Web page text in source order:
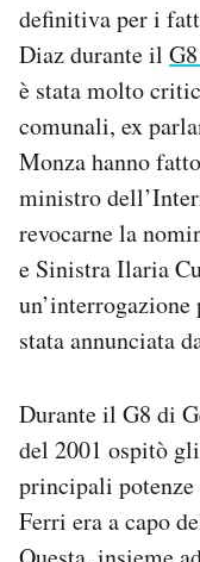
Regala il Post
Hai bisogno di
definitiva per i
Diaz durante il
è stata molto
comunali, ex
Monza hanno
ministro
revocarne la
e Sinistra Ilaria
un’interrogazione
stata annunciata
Durante il G8 di
del 2001 ospitò
principali
Ferri era a capo